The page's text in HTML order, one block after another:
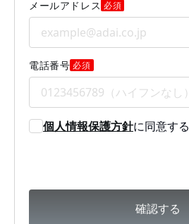
メールアドレス 必須
電話番号 必須
個人情報保護方針に同意する
確認する